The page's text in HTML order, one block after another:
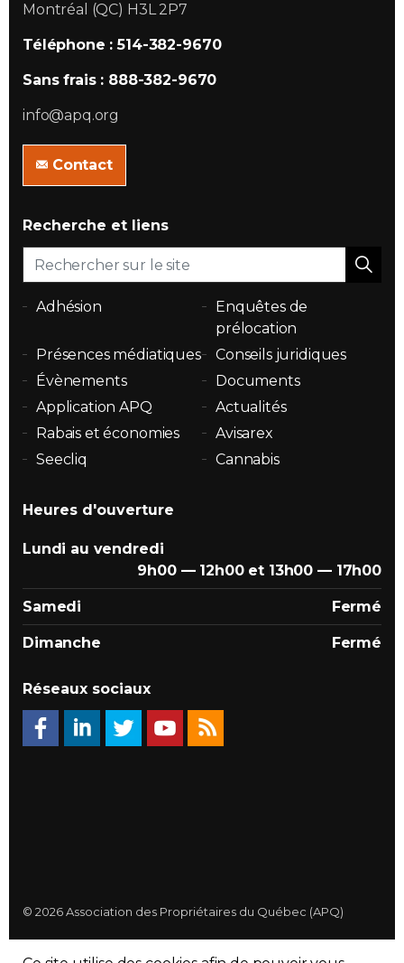
Montréal (QC) H3L 2P7
Téléphone : 514-382-9670
Sans frais : 888-382-9670
info@apq.org
Contact
Recherche et liens
Adhésion
Enquêtes de
prélocation
Présences médiatiques
Conseils juridiques
Évènements
Documents
Application APQ
Actualités
Rabais et économies
Avisarex
Seecliq
Cannabis
Heures d'ouverture
Lundi au vendredi
9h00 — 12h00 et 13h00 — 17h00
Samedi Fermé
Dimanche Fermé
Réseaux sociaux
© 2026 Association des Propriétaires du Québec (APQ)